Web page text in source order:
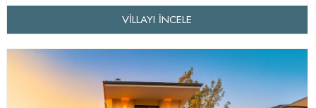
VILLAYI İNCELE